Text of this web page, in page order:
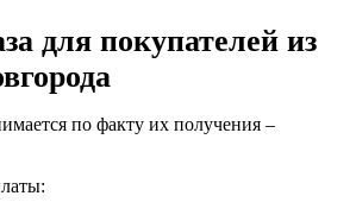
для покупателей из
по факту их получения –